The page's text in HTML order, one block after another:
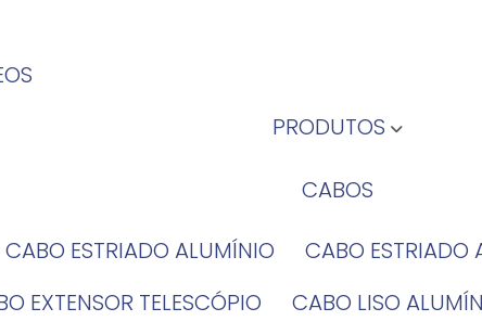
PRODUTOS
CABOS
CABO ESTRIADO ALUMÍNIO CABO
EXTENSOR TELESCÓPIO CABO LISO